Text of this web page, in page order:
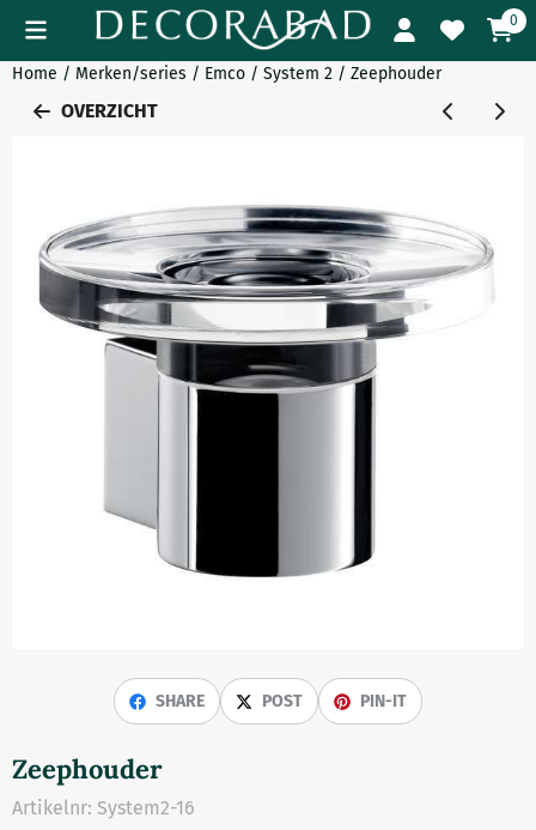
Cookievoorkeuren zijn momenteel gesloten. 0
Home / Merken/series / Emco / System 2 / Zeephouder
OVERZICHT
SHARE POST PIN-IT
Zeephouder
Artikelnr: System2-16